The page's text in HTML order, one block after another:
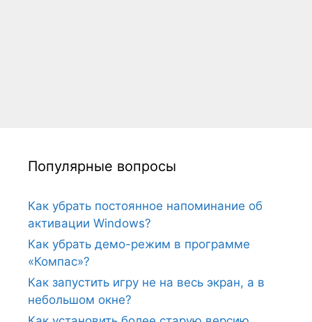
Популярные вопросы
Как убрать постоянное напоминание об
активации Windows?
Как убрать демо-режим в программе
«Компас»?
Как запустить игру не на весь экран, а в
небольшом окне?